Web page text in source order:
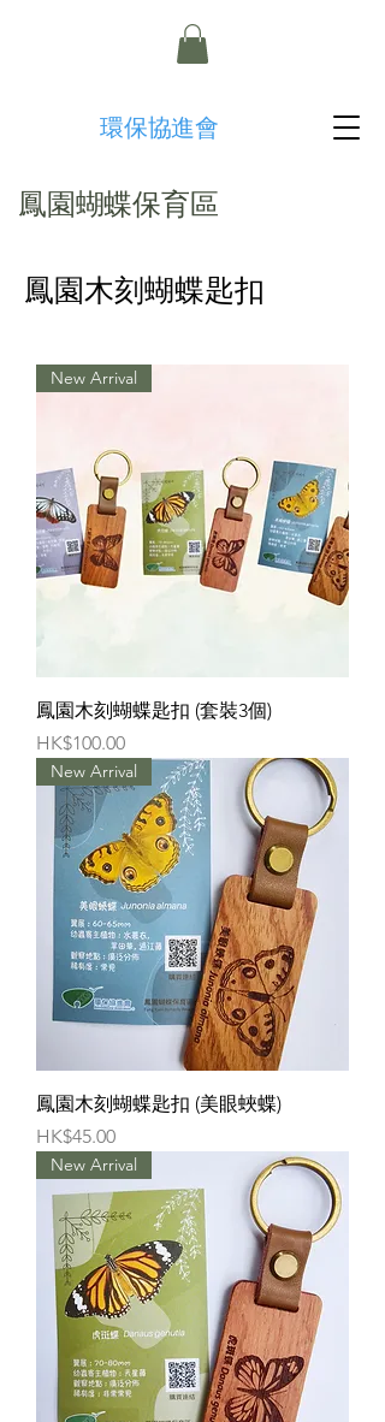
​環保協進會
鳳園蝴蝶保育區
鳳園木刻蝴蝶匙扣
New Arrival
鳳園木刻蝴蝶匙扣 (套裝3個)
價格
HK$100.00
New Arrival
鳳園木刻蝴蝶匙扣 (美眼蛺蝶)
價格
HK$45.00
New Arrival